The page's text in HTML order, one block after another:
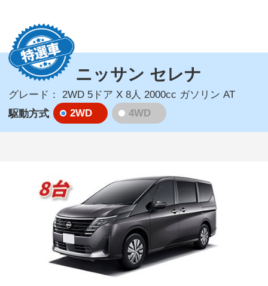
ニッサン セレナ
グレード： 2WD 5ドア X 8人 2000cc ガソリン AT
駆動方式
2WD 4WD